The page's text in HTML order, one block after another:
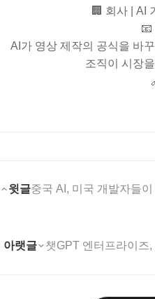
🏢 회사 | AI
📧
AI가 영상 제작의 공식을 바
조직이 시장
윗글
아랫글